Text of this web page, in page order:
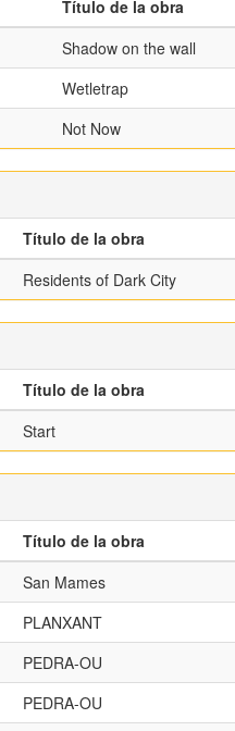
Título de la obra
Shadow on the wall
Wetletrap
Not Now
Título de la obra
Residents of Dark City
Título de la obra
Start
Título de la obra
San Mames
PLANXANT
PEDRA-OU
PEDRA-OU